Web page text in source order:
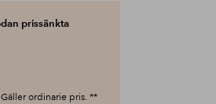
prissänkta
ordinarie pris. **